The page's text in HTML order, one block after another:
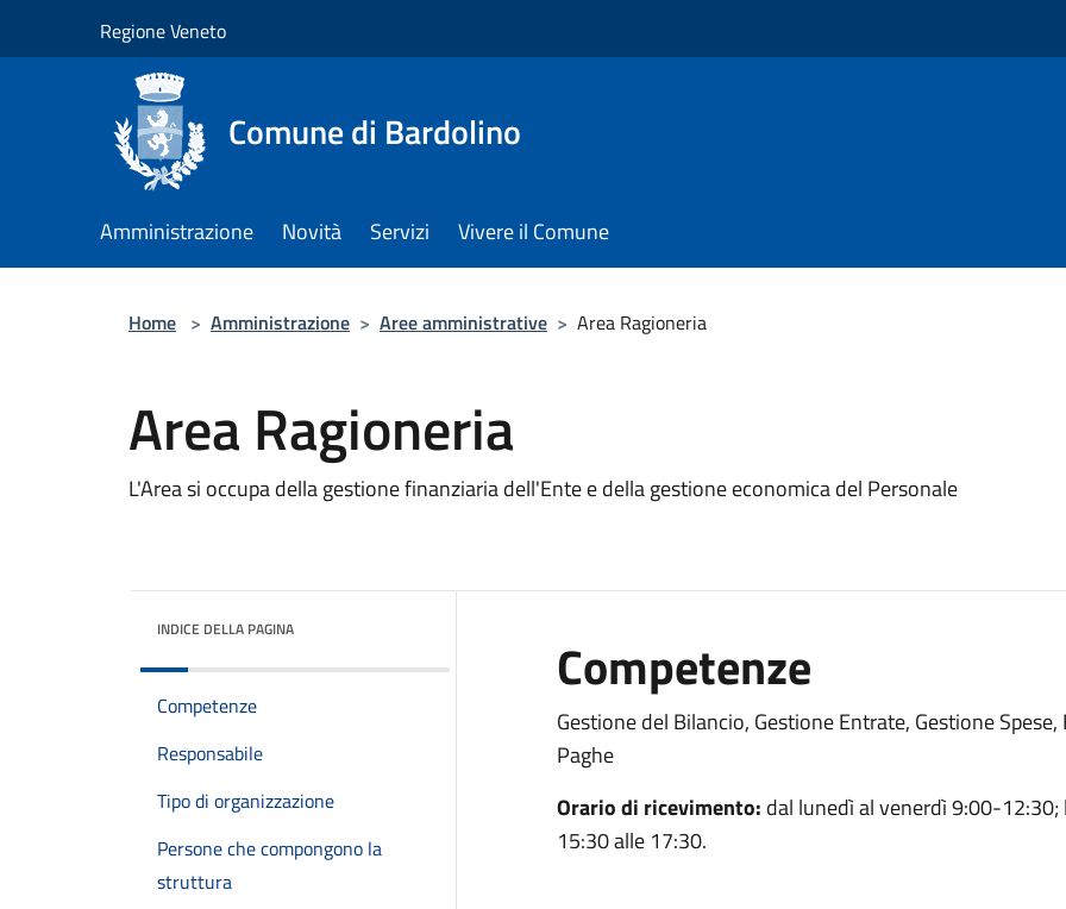
Regione Veneto
Comune di Bardolino
Amministrazione Novità Servizi Vivere il Comune
Home > Amministrazione > Aree amministrative > Area Ragioneria
Area Ragioneria
L'Area si occupa della gestione finanziaria dell'Ente e della gestione economica del Personale
INDICE DELLA PAGINA
Competenze
Responsabile
Tipo di organizzazione
Persone che compongono la
struttura
Competenze
Gestione del Bilancio, Gestione Entrate, Gestione
Paghe
Orario di ricevimento: dal lunedì al venerdì 9:00-
15:30 alle 17:30.